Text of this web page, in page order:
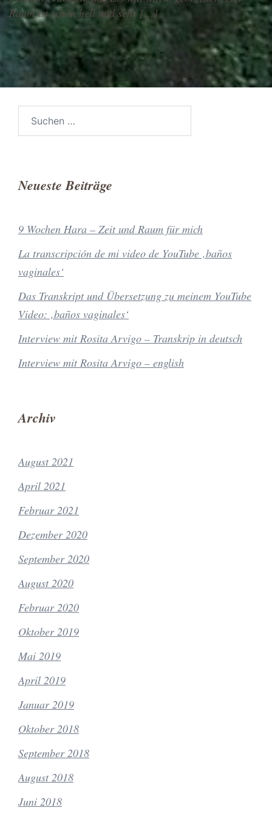
Raum ist schön hell und sehr […]
Neueste Beiträge
9 Wochen Hara – Zeit und Raum für mich
La transcripción de mi video de YouTube ‚baños
vaginales‘
Das Transkript und Übersetzung zu meinem YouTube
Video: ‚baños vaginales‘
Interview mit Rosita Arvigo – Transkrip in deutsch
Interview mit Rosita Arvigo – english
Archiv
August 2021
April 2021
Februar 2021
Dezember 2020
September 2020
August 2020
Februar 2020
Oktober 2019
Mai 2019
April 2019
Januar 2019
Oktober 2018
September 2018
August 2018
Juni 2018